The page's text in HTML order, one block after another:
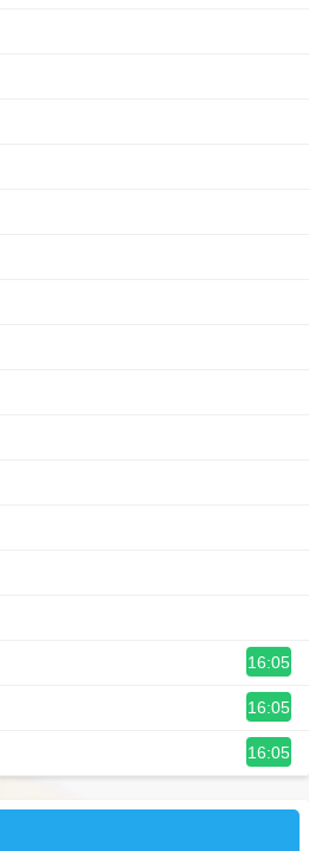
16:05
16:05
16:05